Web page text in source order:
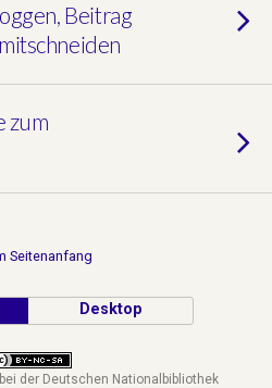
Beitrag
zum
Seitenanfang
Desktop
der Deutschen Nationalbibliothek